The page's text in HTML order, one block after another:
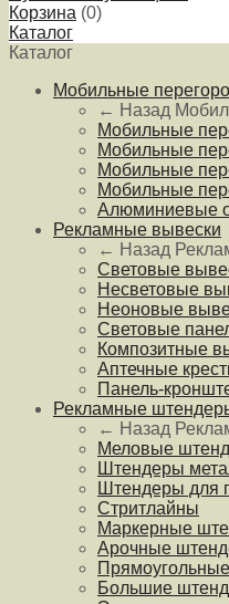
Корзина (0)
Каталог
Каталог
Мобильные
← Назад
Мобильные
Мобильные
Мобильные
Мобильные
Алюминиевые
Рекламные вывески
← Назад
Световые
Несветовые
Неоновые
Световые
Композитные
Аптечные
Панель-
Рекламные
← Назад
Меловые
Штендеры
Штендеры для
Стритлайны
Маркерные
Арочные
Большие